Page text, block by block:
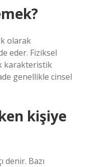
olarak
eder. Fiziksel
karakteristik
genellikle cinsel
kişiye
Bazı